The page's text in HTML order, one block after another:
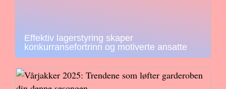
Effektiv lagerstyring skaper
konkurransefortrinn og motiverte ansatte